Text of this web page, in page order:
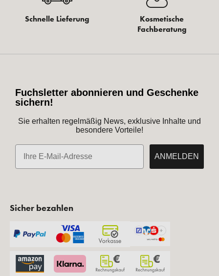
Schnelle Lieferung
Kosmetische
Fachberatung
Fuchsletter abonnieren und Geschenke
sichern!
Sie erhalten regelmäßig News, exklusive Inhalte und
besondere Vorteile!
E-Mail
ANMELDEN
Sicher bezahlen